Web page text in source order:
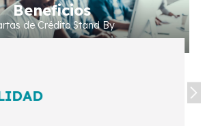
Beneficios
de Crédito Stand By